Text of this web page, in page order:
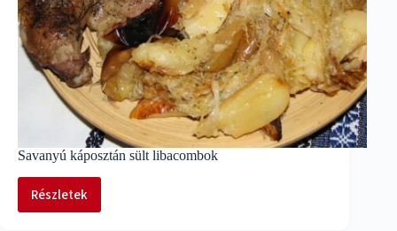
Savanyú káposztán sült libacombok
Részletek
Savanyú